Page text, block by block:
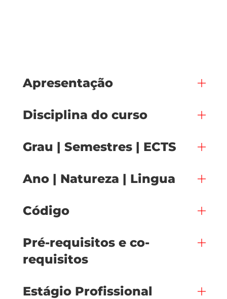
Apresentação
Disciplina do curso
Grau | Semestres | ECTS
Ano | Natureza | Lingua
Código
Pré-requisitos e co-
requisitos
Estágio Profissional